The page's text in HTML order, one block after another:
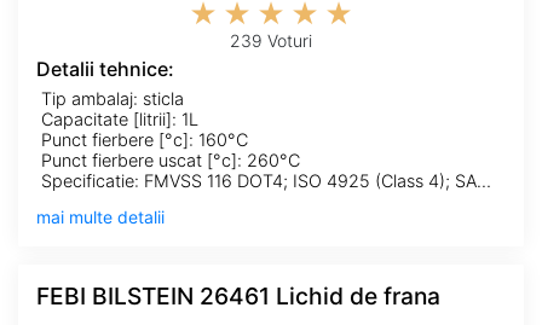
239 Voturi
Detalii tehnice:
Tip ambalaj: sticla
Capacitate [litrii]: 1L
Punct fierbere [°c]: 160°C
Punct fierbere uscat [°c]: 260°C
Specificatie: FMVSS 116 DOT4; ISO 4925 (Class 4); SAE J 1704
mai multe detalii
FEBI BILSTEIN 26461 Lichid de frana